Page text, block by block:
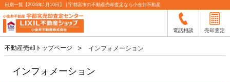
日別一覧【2026年1月10日】 | 宇都宮市の不動産売却査定なら小金井不動産
電話相談 売却査定
不動産売却トップページ インフォメーション
インフォメーション